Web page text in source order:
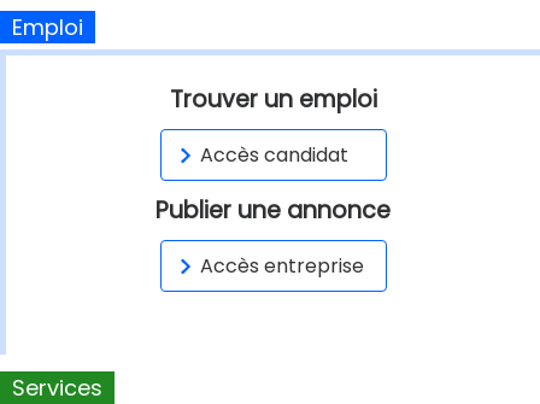
Emploi
Trouver un emploi
Accès candidat
Publier une annonce
Accès entreprise
Services